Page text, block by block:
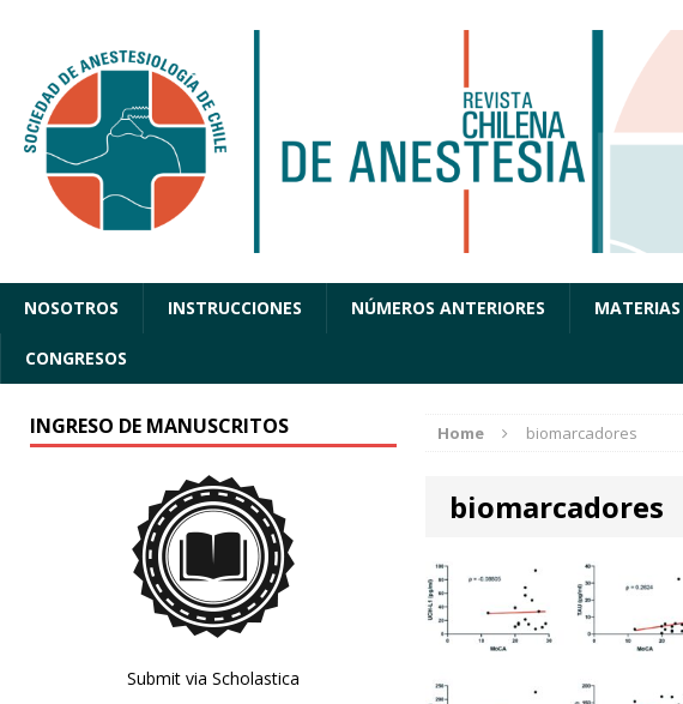
NOSOTROS INSTRUCCIONES NÚMEROS ANTERIORES MATERIAS
CONGRESOS
Home biomarcadores
biomarcadores
INGRESO DE MANUSCRITOS
Submit via Scholastica